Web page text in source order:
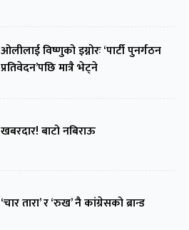
ओलीलाई विष्णुको इग्नोरः ‘पार्टी पुनर्गठन
प्रतिवेदन’पछि मात्रै भेट्ने
खबरदार! बाटो नबिराऊ
‘चार तारा’ र ‘रुख’ नै कांग्रेसको ब्रान्ड